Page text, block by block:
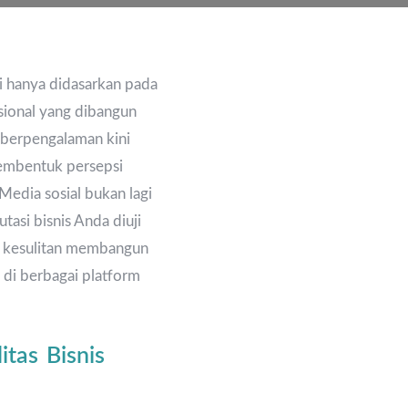
didasarkan pada
yang dibangun
kini
persepsi
sosial bukan lagi
bisnis Anda diuji
membangun
di berbagai platform
Bisnis